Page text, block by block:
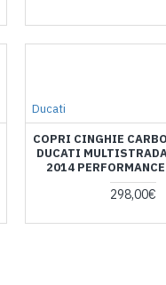
Ducati
COPRI CINGHIE
DUCATI
2014
298,00€